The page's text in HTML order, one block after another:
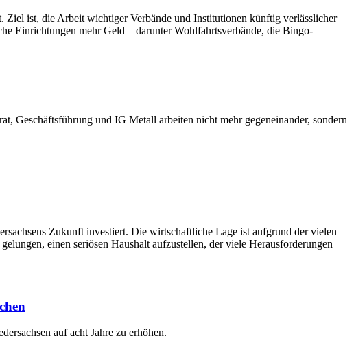
ist, die Arbeit wichtiger Verbände und Institutionen künftig verlässlicher
Einrichtungen mehr Geld – darunter Wohlfahrtsverbände, die Bingo-
Geschäftsführung und IG Metall arbeiten nicht mehr gegeneinander, sondern
Zukunft investiert. Die wirtschaftliche Lage ist aufgrund der vielen
einen seriösen Haushalt aufzustellen, der viele Herausforderungen
auf acht Jahre zu erhöhen.